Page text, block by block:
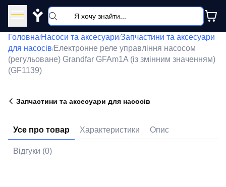
Y
Головна/Насоси та аксесуари/Запчастини та аксесуари
для насосів/Електронне реле управління насосом
(регульоване) Grandfar GFAm1A (із змінним значенням)
(GF1139)
Запчастини та аксесуари для насосів
Усе про товар Характеристики Опис
Відгуки (0)